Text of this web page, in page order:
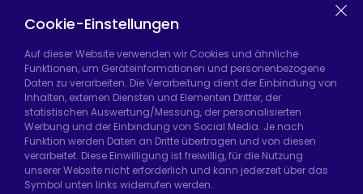
Casters
Hadımköy Fabrik:Atatürk Sanayi Bölgesi,
Uzunçayır Caddesi, No:11 Hadımköy, 34555
Arnavutköy/İstanbul
Telefon: +90 212 640 66 46
E-Mail: export@htsteker.com
Cookie-Einstellungen
Auf dieser Website verwenden wir Cookies und ähnliche
Funktionen, um Geräteinformationen und personenbezogene
Daten zu verarbeiten. Die Verarbeitung dient der Einbindung von
Inhalten, externen Diensten und Elementen Dritter, der
statistischen Auswertung/Messung, der personalisierten
Werbung und der Einbindung von Social Media. Je nach
Funktion werden Daten an Dritte übertragen und von diesen
verarbeitet. Diese Einwilligung ist freiwillig, für die Nutzung
unserer Website nicht erforderlich und kann jederzeit über das
Symbol unten links widerrufen werden.